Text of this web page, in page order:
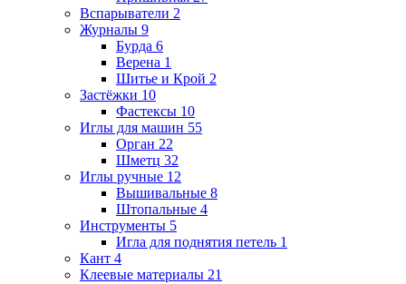
Вспарыватели 2
Журналы 9
Бурда 6
Верена 1
Шитье и Крой 2
Застёжки 10
Фастексы 10
Иглы для машин 55
Орган 22
Шметц 32
Иглы ручные 12
Вышивальные 8
Штопальные 4
Инструменты 5
Игла для поднятия петель 1
Кант 4
Клеевые материалы 21